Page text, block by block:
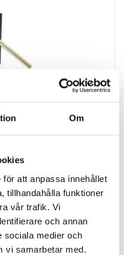
Om
att anpassa innehållet
tillhandahålla funktioner
vår trafik. Vi
och annan
sociala medier och
vi samarbetar med.
fixtur för dragtest upp till 5 kN
LÄS MER